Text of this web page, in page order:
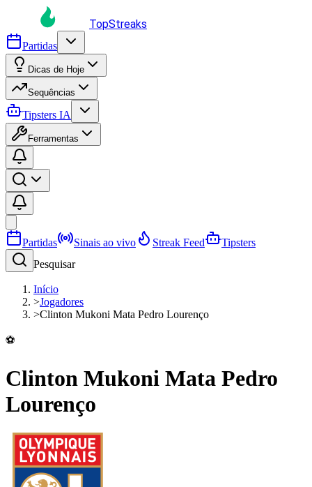
TopStreaks
Partidas
Dicas de Hoje
Sequências
Tipsters IA
Ferramentas
Partidas Sinais ao vivo Streak Feed
Tipsters
Pesquisar
Início
>Jogadores
>Clinton Mukoni Mata Pedro Lourenço
⚽
Clinton Mukoni Mata Pedro
Lourenço